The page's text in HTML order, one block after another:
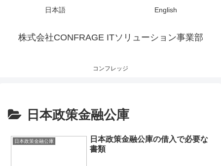
株式会社CONFRAGE ITソリューション事業部
コンフレッジ
日本語 English
日本政策金融公庫
日本政策金融公庫
日本政策金融公庫の借入で必要な
書類